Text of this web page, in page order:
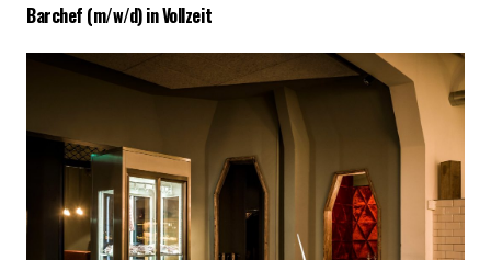
Barchef (m/w/d) in Vollzeit